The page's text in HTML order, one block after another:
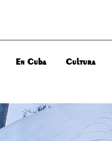
En Cuba Cultura